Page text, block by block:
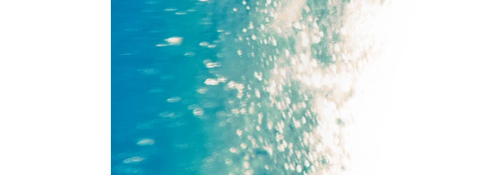
Antena 3 Noticias Madrid
07 de agosto de 2017, 15:44
En lo que llevamos de 2017 han muerto 305
un 14 por ciento más que en el mismo periodo del
que muchos de los accidentes se producen por